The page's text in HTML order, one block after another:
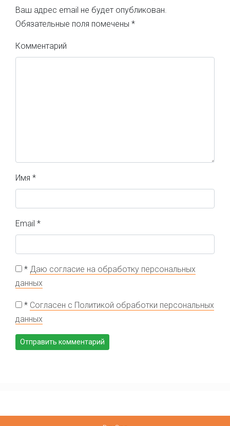
Ваш адрес email не будет опубликован.
Обязательные поля помечены *
Комментарий
Имя *
Email *
* Даю согласие на обработку персональных
данных
* Согласен с Политикой обработки персональных
данных